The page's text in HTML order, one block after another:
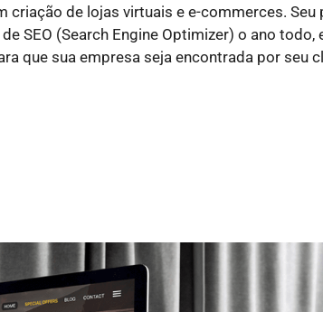
criação de lojas virtuais e e-commerces.
SEO (Search Engine Optimizer) o ano
que sua empresa seja encontrada por seu